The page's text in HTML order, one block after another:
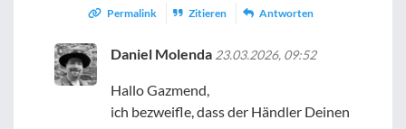
Permalink Zitieren Antworten
Daniel Molenda 23.03.2026, 09:52
Hallo Gazmend,
ich bezweifle, dass der Händler Deinen